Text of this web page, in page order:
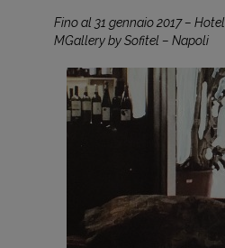
Fino al 31 gennaio 2017 –
MGallery by Sofitel – Napoli